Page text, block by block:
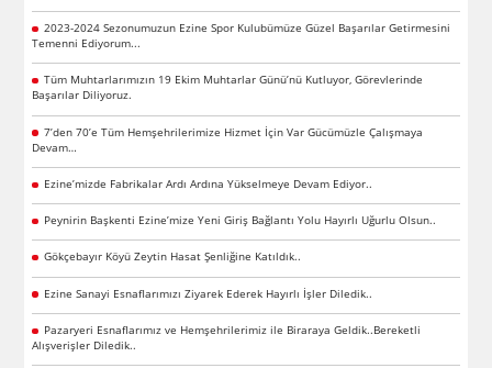
2023-2024 Sezonumuzun Ezine Spor Kulubümüze Güzel Başarılar Getirmesini
Temenni Ediyorum...
Tüm Muhtarlarımızın 19 Ekim Muhtarlar Günü’nü Kutluyor, Görevlerinde
Başarılar Diliyoruz.
7’den 70’e Tüm Hemşehrilerimize Hizmet İçin Var Gücümüzle Çalışmaya
Devam…
Ezine’mizde Fabrikalar Ardı Ardına Yükselmeye Devam Ediyor..
Peynirin Başkenti Ezine’mize Yeni Giriş Bağlantı Yolu Hayırlı Uğurlu Olsun..
Gökçebayır Köyü Zeytin Hasat Şenliğine Katıldık..
Ezine Sanayi Esnaflarımızı Ziyarek Ederek Hayırlı İşler Diledik..
Pazaryeri Esnaflarımız ve Hemşehrilerimiz ile Biraraya Geldik..Bereketli
Alışverişler Diledik..